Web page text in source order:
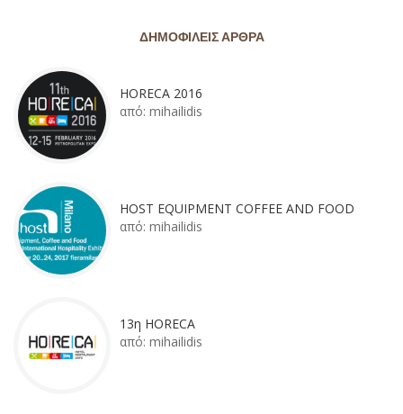
ΔΗΜΟΦΙΛΕΊΣ ΆΡΘΡΑ
HORECA 2016
από: mihailidis
HOST EQUIPMENT COFFEE AND FOOD
από: mihailidis
13η HORECA
από: mihailidis